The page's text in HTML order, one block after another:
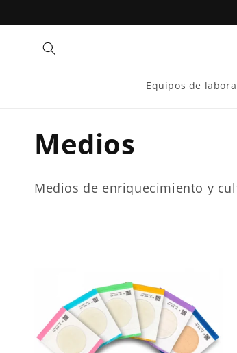
al contenido
Equipos de
C
o
c
Medios
Medios de enriquecimiento y